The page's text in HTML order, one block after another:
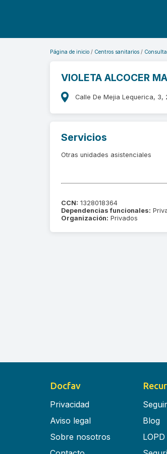
Página de inicio Centros sanitarios
VIOLETA ALCOCER
Calle De Mejia Lequerica, 3,
Servicios
Otras unidades asistenciales
CCN: 1328018364
Dependencias funcionales:
Organización: Privados
Docfav
Privacidad
Aviso legal
Sobre nosotros
Blog